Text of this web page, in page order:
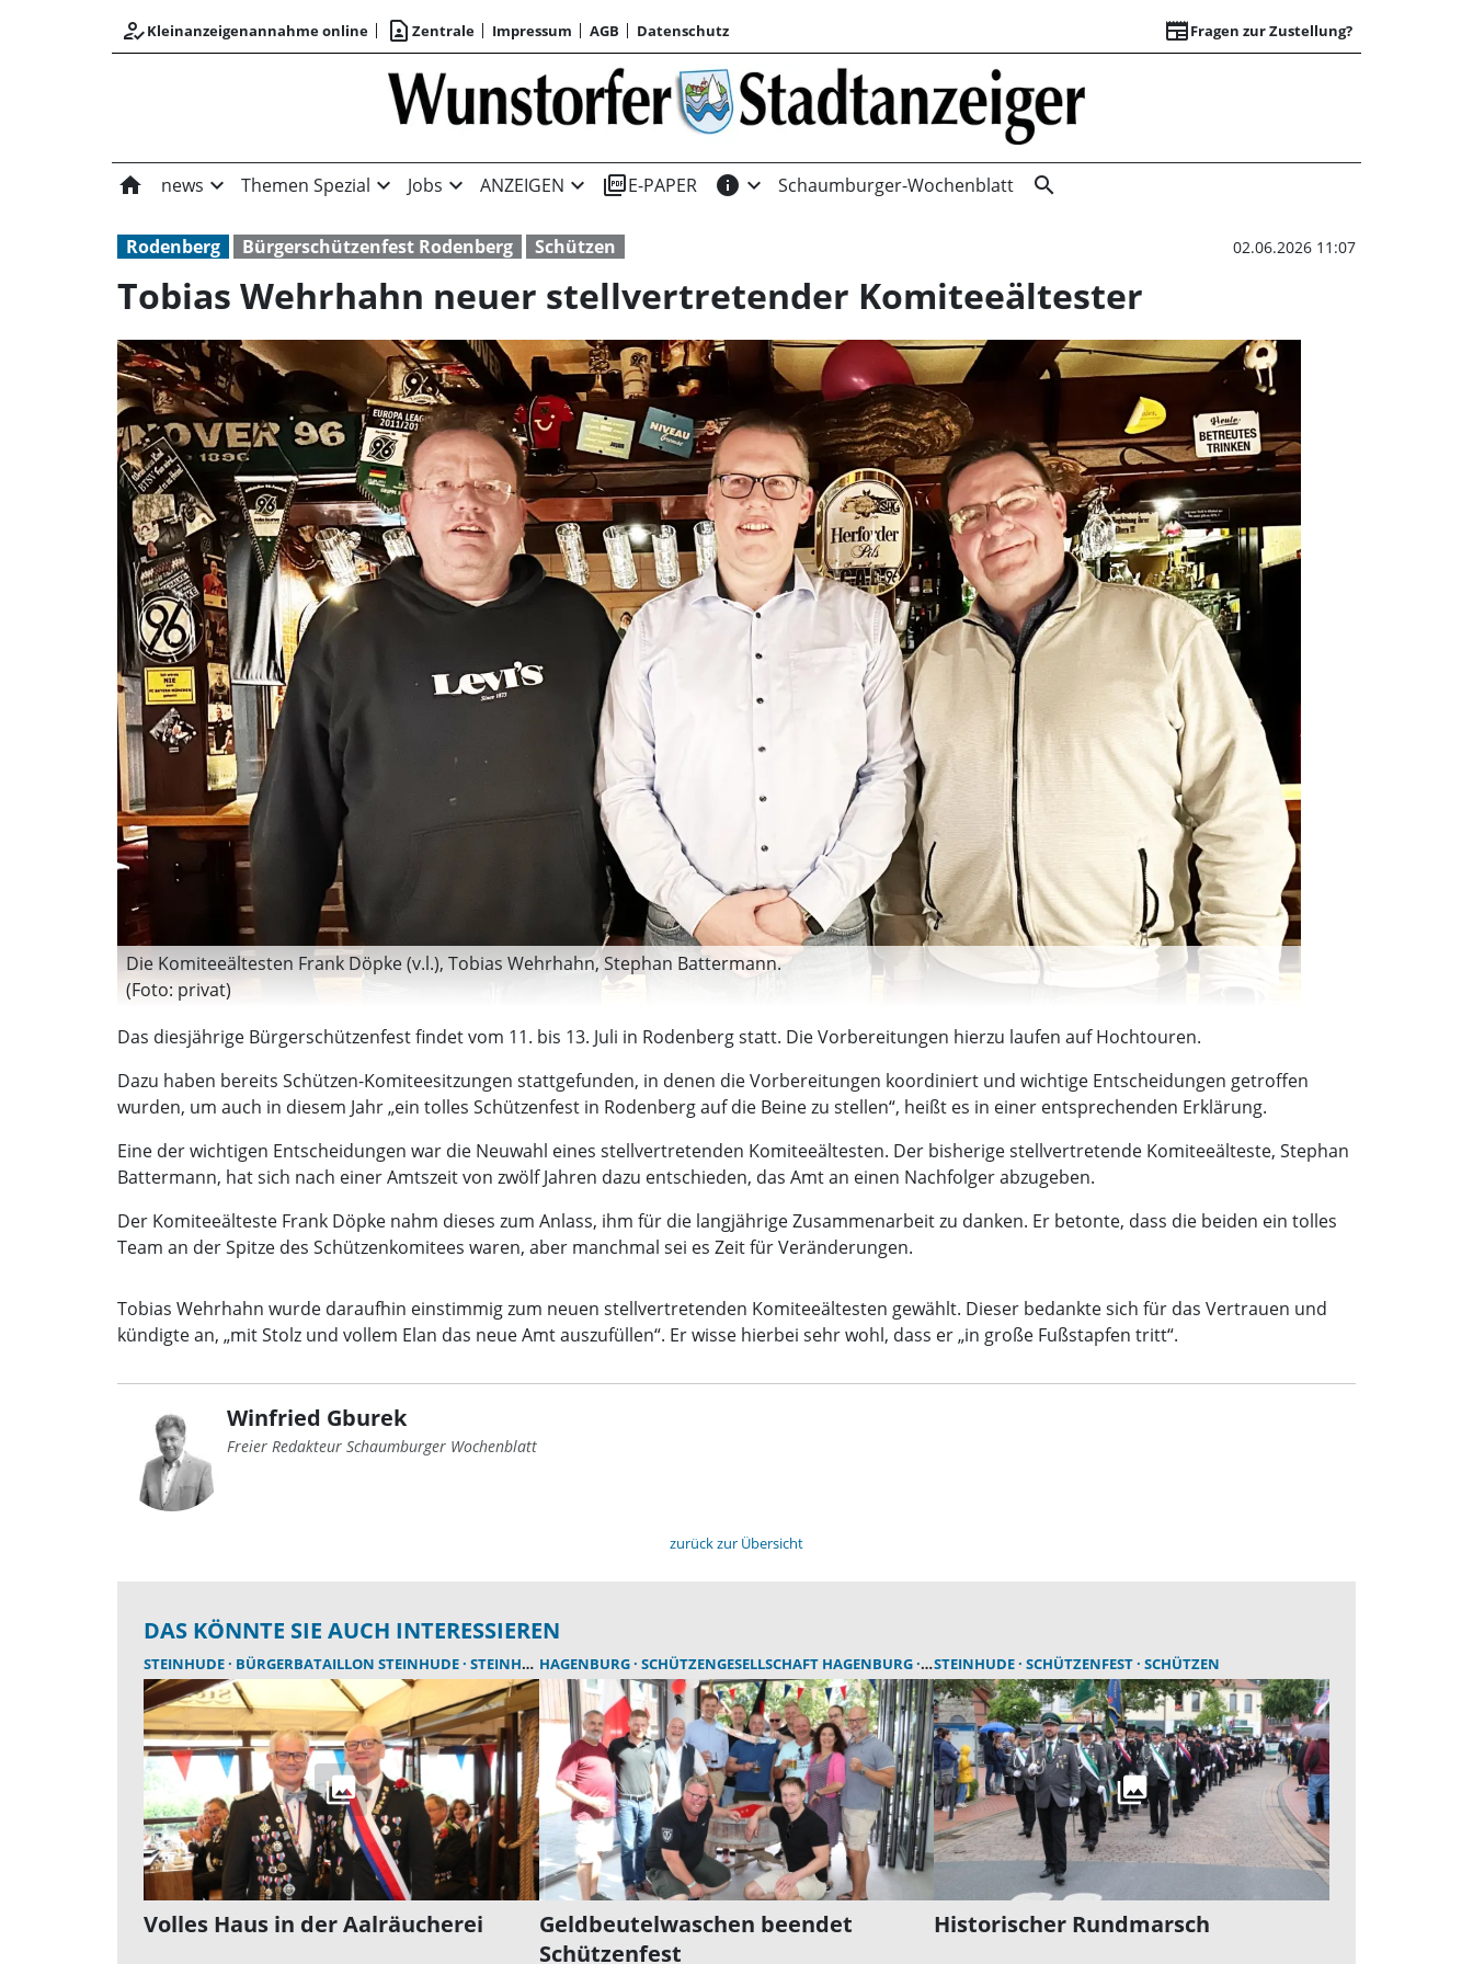
how_to_regKleinanzeigenannahme online contact_page Zentrale Impressum AGB Datenschutz newspaperFragen zur Zustellung?
Tobias Wehrhahn
home news expand_more Themen Spezial expand_more Jobs expand_more ANZEIGEN expand_more picture_as_pdfE-PAPER info expand_more Schaumburger-Wochenblatt search
Rodenberg Bürgerschützenfest Rodenberg Schützen 02.06.2026 11:07
Tobias Wehrhahn neuer stellvertretender Komiteeältester
Die Komiteeältesten Frank Döpke (v.l.), Tobias Wehrhahn, Stephan Battermann.
(Foto: privat)
Das diesjährige Bürgerschützenfest findet vom 11. bis 13. Juli in Rodenberg statt. Die Vorbereitungen hierzu laufen auf Hochtouren.
Dazu haben bereits Schützen-Komiteesitzungen stattgefunden, in denen die Vorbereitungen koordiniert und wichtige Entscheidungen getroffen
wurden, um auch in diesem Jahr „ein tolles Schützenfest in Rodenberg auf die Beine zu stellen“, heißt es in einer entsprechenden Erklärung.
Eine der wichtigen Entscheidungen war die Neuwahl eines stellvertretenden Komiteeältesten. Der bisherige stellvertretende Komiteeälteste, Stephan
Battermann, hat sich nach einer Amtszeit von zwölf Jahren dazu entschieden, das Amt an einen Nachfolger abzugeben.
Der Komiteeälteste Frank Döpke nahm dieses zum Anlass, ihm für die langjährige Zusammenarbeit zu danken. Er betonte, dass die beiden ein tolles
Team an der Spitze des Schützenkomitees waren, aber manchmal sei es Zeit für Veränderungen.
Tobias Wehrhahn wurde daraufhin einstimmig zum neuen stellvertretenden Komiteeältesten gewählt. Dieser bedankte sich für das Vertrauen und
kündigte an, „mit Stolz und vollem Elan das neue Amt auszufüllen“. Er wisse hierbei sehr wohl, dass er „in große Fußstapfen tritt“.
Winfried Gburek
Freier Redakteur Schaumburger Wochenblatt
zurück zur Übersicht
DAS KÖNNTE SIE AUCH INTERESSIEREN
STEINHUDE BÜRGERBATAILLON STEINHUDE STEINHUDER MEER
Volles Haus in der Aalräucherei
HAGENBURG SCHÜTZENGESELLSCHAFT HAGENBURG SCHÜTZENFEST
Geldbeutelwaschen beendet
Schützenfest
STEINHUDE SCHÜTZENFEST SCHÜTZEN
Historischer Rundmarsch